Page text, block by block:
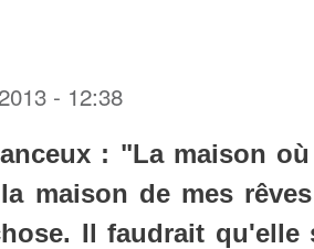
- 12:38
: "La maison
maison de mes
Il faudrait